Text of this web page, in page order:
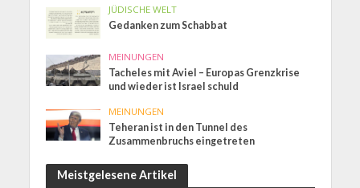
JÜDISCHE WELT
Gedanken zum Schabbat
MEINUNGEN
Tacheles mit Aviel – Europas Grenzkrise
und wieder ist Israel schuld
MEINUNGEN
Teheran ist in den Tunnel des
Zusammenbruchs eingetreten
Meistgelesene Artikel